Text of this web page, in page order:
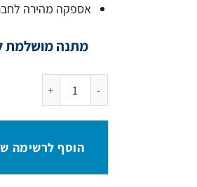
אספקה מהירה
מתנה מושלמת
הוסף לרשימה